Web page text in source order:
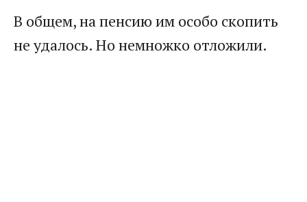
В общем, на пенсию им особо скопить
не удалось. Но немножко отложили.